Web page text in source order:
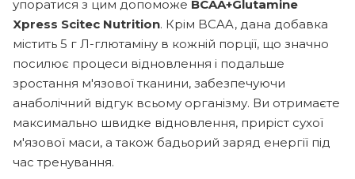
упоратися з цим допоможе BCAA+Glutamine
Xpress Scitec Nutrition. Крім BCAA, дана добавка
містить 5 г Л-глютаміну в кожній порції, що значно
посилює процеси відновлення і подальше
зростання м'язової тканини, забезпечуючи
анаболічний відгук всьому організму. Ви отримаєте
максимально швидке відновлення, приріст сухої
м'язової маси, а також бадьорий заряд енергії під
час тренування.